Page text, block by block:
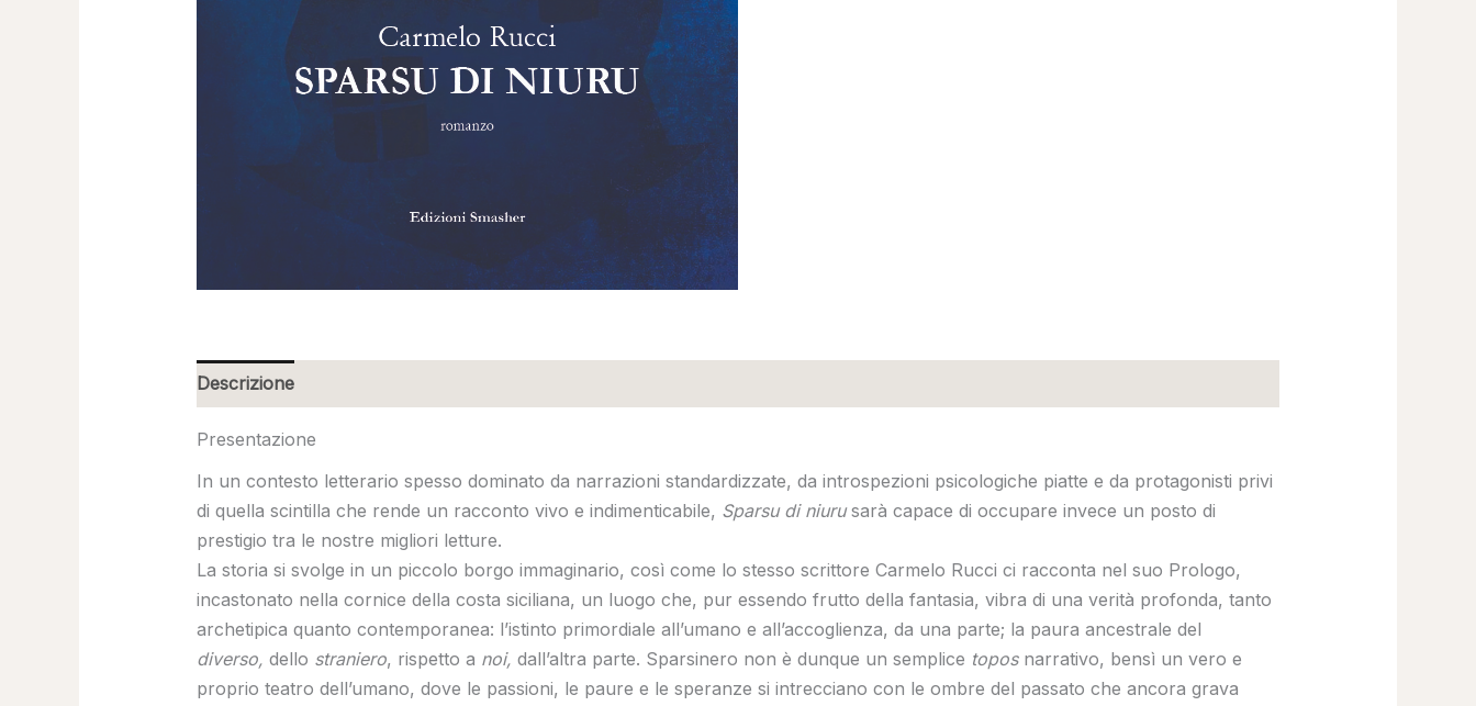
Descrizione
Presentazione
In un contesto letterario spesso dominato da narrazioni standardizzate, da introspezioni psicologiche piatte e da protagonisti privi
di quella scintilla che rende un racconto vivo e indimenticabile, Sparsu di niurusarà capace di occupare invece un posto di
prestigio tra le nostre migliori letture.
La storia si svolge in un piccolo borgo immaginario, così come lo stesso scrittore Carmelo Rucci ci racconta nel suo Prologo,
incastonato nella cornice della costa siciliana, un luogo che, pur essendo frutto della fantasia, vibra di una verità profonda, tanto
archetipica quanto contemporanea: l’istinto primordiale all’umano e all’accoglienza, da una parte; la paura ancestrale del
diverso, dello straniero, rispetto a noi, dall’altra parte. Sparsinero non è dunque un semplice toposnarrativo, bensì un vero e
proprio teatro dell’umano, dove le passioni, le paure e le speranze si intrecciano con le ombre del passato che ancora grava